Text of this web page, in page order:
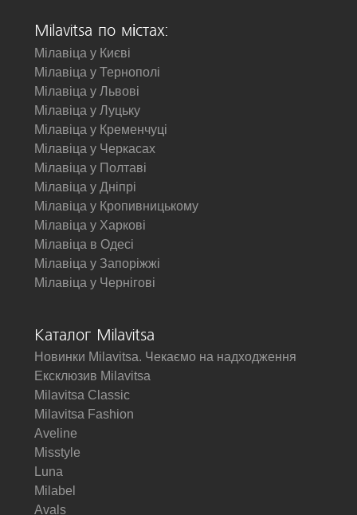
Milavitsa по містах:
Мілавіца у Києві
Мілавіца у Тернополі
Мілавіца у Львові
Мілавіца у Луцьку
Мілавіца у Кременчуці
Мілавіца у Черкасах
Мілавіца у Полтаві
Мілавіца у Дніпрі
Мілавіца у Кропивницькому
Мілавіца у Харкові
Мілавіца в Одесі
Мілавіца у Запоріжжі
Мілавіца у Чернігові
Каталог Milavitsa
Новинки Milavitsa. Чекаємо на надходження
Ексклюзив Milavitsa
Milavitsa Classic
Milavitsa Fashion
Aveline
Misstyle
Luna
Milabel
Avals